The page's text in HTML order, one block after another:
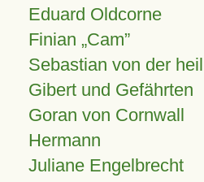
Eduard Oldcorne
Finian Cam
Sebastian von der
Gibert und Gefährten
Goran von Cornwall
Hermann
Juliane Engelbrecht